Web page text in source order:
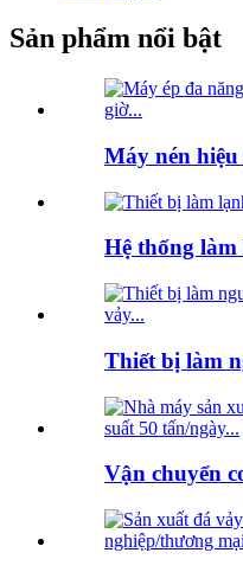
Sản phẩm nổi bật
Máy nén hiệu
Hệ thống
Thiết bị làm
Vận chuyển